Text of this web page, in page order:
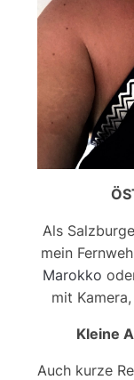
Als
mein
Marokko
mit
Kleine
Auch kurze